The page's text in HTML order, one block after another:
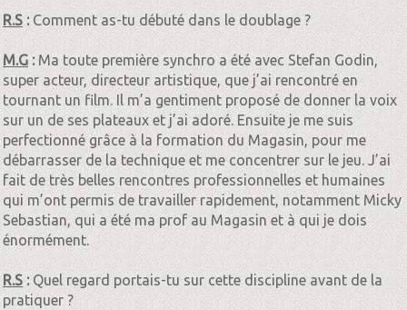
R.S: Comment as-tu débuté dans le doublage ?
M.G:Ma toute première synchro a été avec Stefan Godin,
super acteur, directeur artistique, que j’ai rencontré en
tournant un film. Il m’a gentiment proposé de donner la voix
sur un de ses plateaux et j’ai adoré. Ensuite je me suis
perfectionné grâce à la formation du Magasin, pour me
débarrasser de la technique et me concentrer sur le jeu. J’ai
fait de très belles rencontres professionnelles et humaines
qui m’ont permis de travailler rapidement, notamment Micky
Sebastian, qui a été ma prof au Magasin et à qui je dois
énormément.
R.S: Quel regard portais-tu sur cette discipline avant de la
pratiquer ?